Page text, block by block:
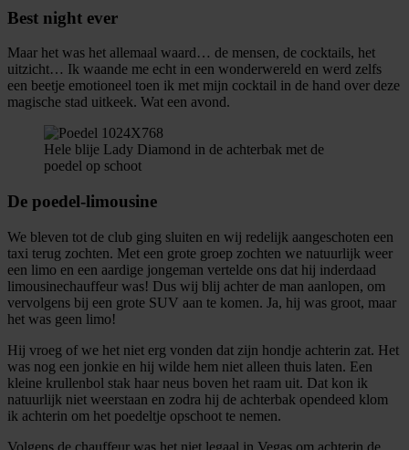
Best night ever
Maar het was het allemaal waard… de mensen, de cocktails, het
uitzicht… Ik waande me echt in een wonderwereld en werd zelfs
een beetje emotioneel toen ik met mijn cocktail in de hand over deze
magische stad uitkeek. Wat een avond.
Hele blije Lady Diamond in de achterbak met de
poedel op schoot
De poedel-limousine
We bleven tot de club ging sluiten en wij redelijk aangeschoten een
taxi terug zochten. Met een grote groep zochten we natuurlijk weer
een limo en een aardige jongeman vertelde ons dat hij inderdaad
limousinechauffeur was! Dus wij blij achter de man aanlopen, om
vervolgens bij een grote SUV aan te komen. Ja, hij was groot, maar
het was geen limo!
Hij vroeg of we het niet erg vonden dat zijn hondje achterin zat. Het
was nog een jonkie en hij wilde hem niet alleen thuis laten. Een
kleine krullenbol stak haar neus boven het raam uit. Dat kon ik
natuurlijk niet weerstaan en zodra hij de achterbak opendeed klom
ik achterin om het poedeltje opschoot te nemen.
Volgens de chauffeur was het niet legaal in Vegas om achterin de